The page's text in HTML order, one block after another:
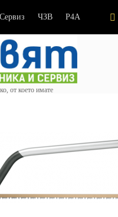
Сервиз ЧЗВ P4A
от което имате